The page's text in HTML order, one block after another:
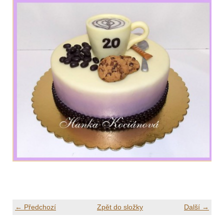
← Předchozí Další →
Zpět do složky